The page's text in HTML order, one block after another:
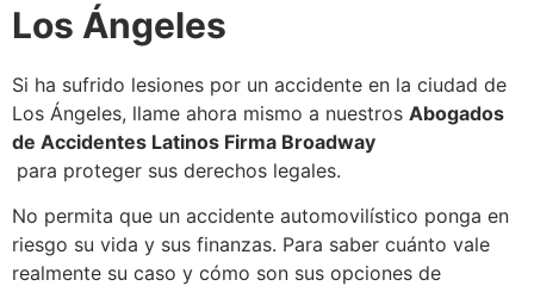
Los Ángeles
Si ha sufrido lesiones por un accidente en la ciudad de
Los Ángeles, llame ahora mismo a nuestros Abogados
de Accidentes Latinos Firma Broadway
para proteger sus derechos legales.
No permita que un accidente automovilístico ponga en
riesgo su vida y sus finanzas. Para saber cuánto vale
realmente su caso y cómo son sus opciones de